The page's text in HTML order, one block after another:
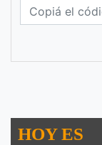
HOY ES